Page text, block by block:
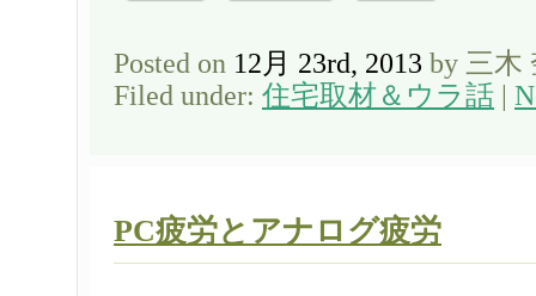
Posted on 12月 23rd, 2013 by 三木
Filed under: 住宅取材＆ウラ話
PC疲労とアナログ疲労